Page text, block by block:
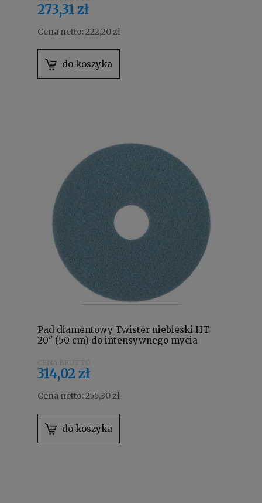
273,31 zł
Cena netto:222,20 zł
do koszyka
Pad diamentowy Twister niebieski HT
20" (50 cm) do intensywnego mycia
314,02 zł
Cena netto:255,30 zł
do koszyka